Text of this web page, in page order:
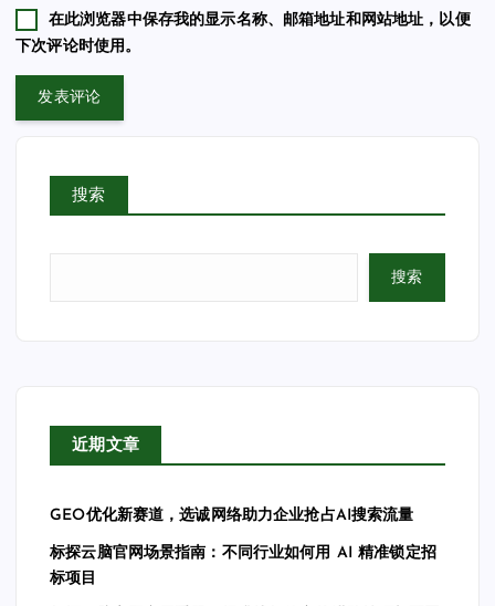
在此浏览器中保存我的显示名称、邮箱地址和网站地址，以便
下次评论时使用。
搜索
搜索
近期文章
GEO优化新赛道，选诚网络助力企业抢占AI搜索流量
标探云脑官网场景指南：不同行业如何用 AI 精准锁定招
标项目